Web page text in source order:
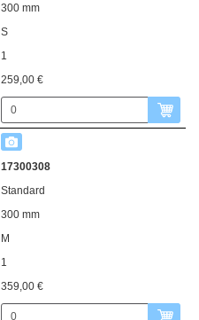
300 mm
S
1
259,00 €
17300308
Standard
300 mm
M
1
359,00 €